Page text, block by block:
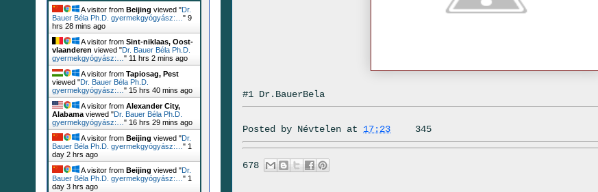
#1 Dr.BauerBela
Posted by Névtelen at 17:23 345
678
A visitor from Beijing viewed "Dr.
Bauer Béla Ph.D. gyermekgyógyász:… " 9
hrs 28 mins ago
A visitor from Sint-niklaas, Oost-
vlaanderen viewed "Dr. Bauer Béla Ph.D.
gyermekgyógyász:… " 11 hrs 2 mins ago
A visitor from Tapiosag, Pest
viewed "Dr. Bauer Béla Ph.D.
gyermekgyógyász:… " 15 hrs 40 mins ago
A visitor from Alexander City,
Alabama viewed "Dr. Bauer Béla Ph.D.
gyermekgyógyász:… " 16 hrs 29 mins ago
A visitor from Beijing viewed "Dr.
Bauer Béla Ph.D. gyermekgyógyász:… " 1
day 2 hrs ago
A visitor from Beijing viewed "Dr.
Bauer Béla Ph.D. gyermekgyógyász:… " 1
day 3 hrs ago